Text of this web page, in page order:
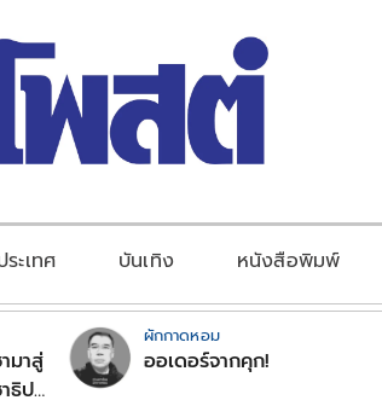
ะเทศ บันเทิง หนังสือพิมพ์
มาสู่
ธิป
ผักกาดหอม
ออเดอร์จากคุก!